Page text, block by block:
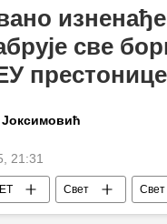
све
престонице
21:31
Свет Свет
Стратегија за